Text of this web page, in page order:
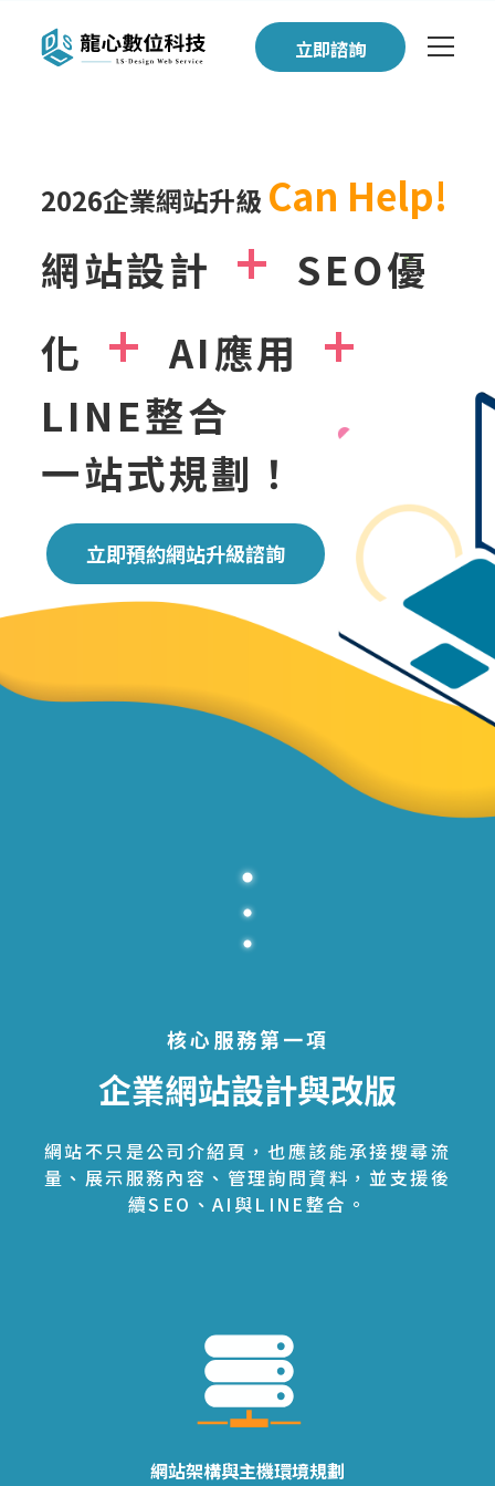
立即諮詢
2026企業網站升級方案：
2026企業網站升級 Can Help!
網站設計 + SEO優
化 + AI應用 +
LINE整合
一站式規劃！
立即預約網站升級諮詢
核心服務第一項
企業網站設計與改版
網站不只是公司介紹頁，也應該能承接搜尋流
量、展示服務內容、管理詢問資料，並支援後
續SEO、AI與LINE整合。
網站架構與主機環境規劃